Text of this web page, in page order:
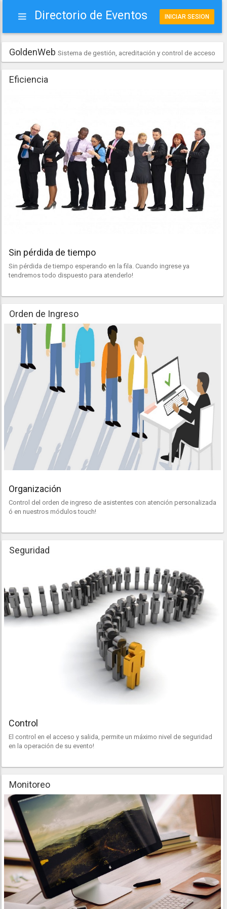
Directorio de Eventos
GoldenWeb Sistema de gestión, acreditación y control de acceso
Eficiencia
Sin pérdida de tiempo
Sin pérdida de tiempo esperando en la fila. Cuando ingrese ya
tendremos todo dispuesto para atenderlo!
Orden de Ingreso
Organización
Control del orden de ingreso de asistentes con atención personalizada
ó en nuestros módulos touch!
Seguridad
Control
El control en el acceso y salida, permite un máximo nivel de seguridad
en la operación de su evento!
Monitoreo